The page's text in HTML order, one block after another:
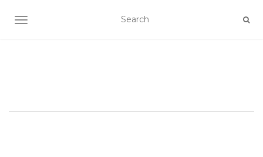
TOGGLE NAVIGATION